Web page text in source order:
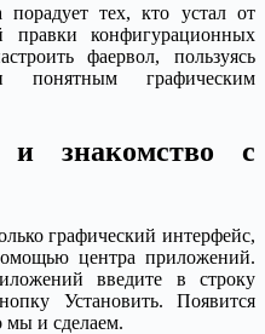
порадует тех, кто устал от
конфигурационных
фаервол, пользуясь
понятным графическим
и знакомство с
графический интерфейс,
центра приложений.
введите в строку
Установить. Появится
мы и сделаем.